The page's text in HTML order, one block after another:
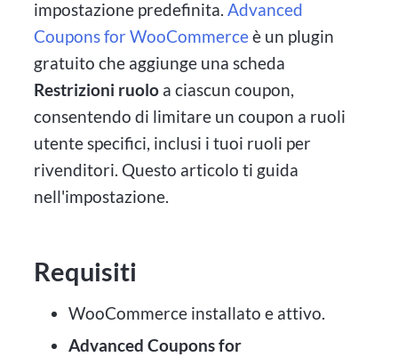
impostazione predefinita.Advanced
Coupons for WooCommerceè un plugin
gratuito che aggiunge una scheda
Restrizioni ruolo a ciascun coupon,
consentendo di limitare un coupon a ruoli
utente specifici, inclusi i tuoi ruoli per
rivenditori. Questo articolo ti guida
nell'impostazione.
Requisiti
WooCommerce installato e attivo.
Advanced Coupons for